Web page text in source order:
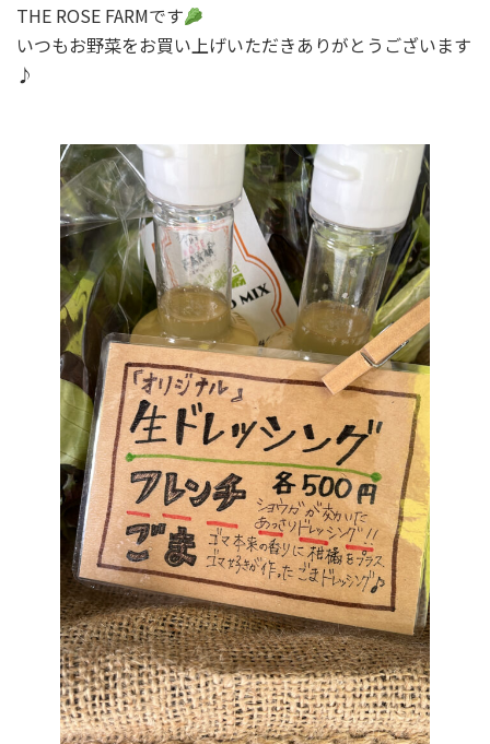
THE ROSE FARMです
いつもお野菜をお買い上げいただきありがとうございます
♪